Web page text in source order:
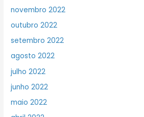
novembro 2022
outubro 2022
setembro 2022
agosto 2022
julho 2022
junho 2022
maio 2022